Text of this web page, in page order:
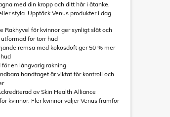
med din kropp och ditt hår i åtanke,
styla. Upptäck Venus produkter i dag.
Rakhyvel för kvinnor ger synligt slät och
för torr hud
remsa med kokosdoft ger 50 % mer
en långvarig rakning
handtaget är viktat för kontroll och
av Skin Health Alliance
kvinnor: Fler kvinnor väljer Venus framför